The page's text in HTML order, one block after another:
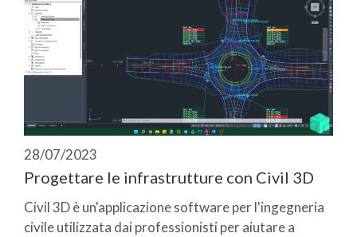
28/07/2023
Progettare le infrastrutture con Civil 3D
Civil 3D è un'applicazione software per l'ingegneria
civile utilizzata dai professionisti per aiutare a